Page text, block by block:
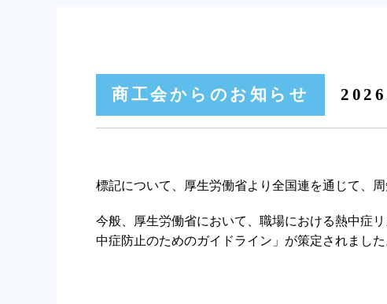
商工会からのお知らせ
標記について、厚生労働省より全国連を通じて、
今般、厚生労働省において、職場における熱中症
中症防止のためのガイドライン」が策定されました